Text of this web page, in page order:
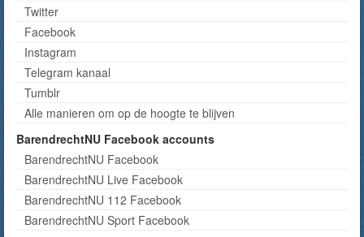
Twitter
Facebook
Instagram
Telegram kanaal
Tumblr
Alle manieren om op de hoogte te blijven
BarendrechtNU Facebook accounts
BarendrechtNU Facebook
BarendrechtNU Live Facebook
BarendrechtNU 112 Facebook
BarendrechtNU Sport Facebook